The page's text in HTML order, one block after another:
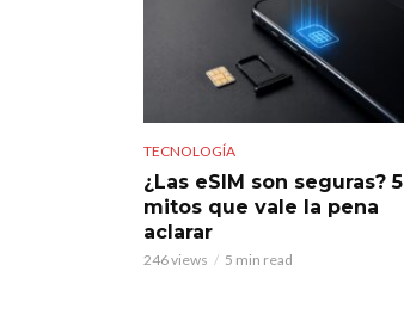
TECNOLOGÍA
¿Las eSIM son seguras? 5
mitos que vale la pena
aclarar
246 views 5 min read